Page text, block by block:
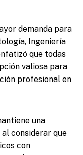
demanda para
Ingeniería
que todas
valiosa para
profesional en
una
considerar que
con